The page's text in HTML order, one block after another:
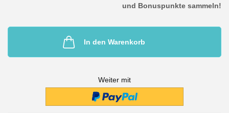
und Bonuspunkte sammeln!
In den Warenkorb
Weiter mit